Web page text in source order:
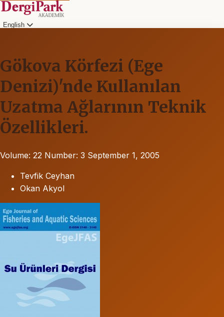
English
Gökova Körfezi (Ege
Denizi)'nde Kullanılan
Uzatma Ağlarının Teknik
Özellikleri.
Volume: 22 Number: 3 September 1, 2005
Tevfik Ceyhan
Okan Akyol